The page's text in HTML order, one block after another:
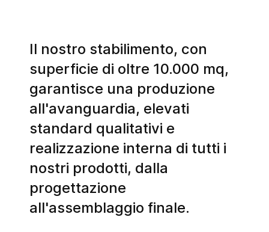
Il nostro stabilimento, con
superficie di oltre 10.000 mq,
garantisce una produzione
all'avanguardia, elevati
standard qualitativi e
realizzazione interna di tutti i
nostri prodotti, dalla
progettazione
all'assemblaggio finale.